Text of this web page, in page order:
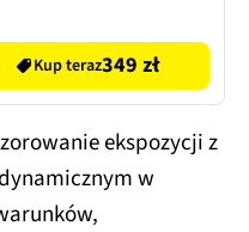
Kup teraz349 zł
ekspozycji z
w